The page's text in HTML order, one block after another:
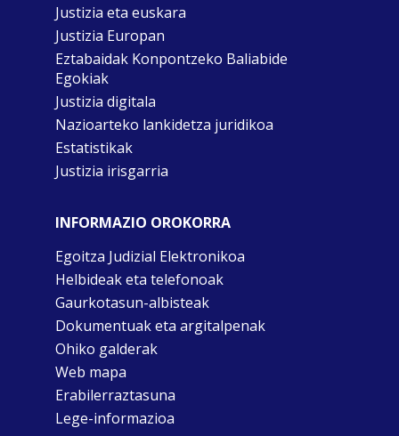
Justizia eta euskara
Justizia Europan
Eztabaidak Konpontzeko Baliabide
Egokiak
Justizia digitala
Nazioarteko lankidetza juridikoa
Estatistikak
Justizia irisgarria
INFORMAZIO OROKORRA
Egoitza Judizial Elektronikoa
Helbideak eta telefonoak
Gaurkotasun-albisteak
Dokumentuak eta argitalpenak
Ohiko galderak
Web mapa
Erabilerraztasuna
Lege-informazioa